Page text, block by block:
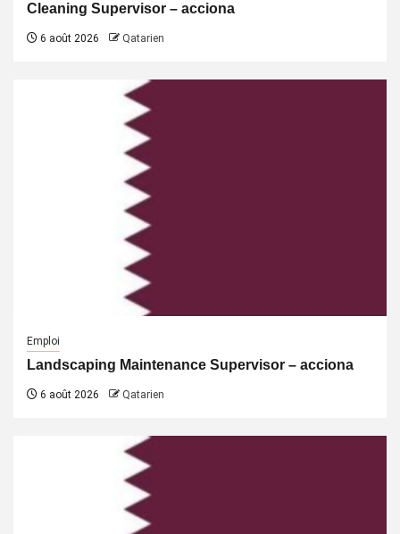
Cleaning Supervisor – acciona
6 août 2026 Qatarien
Emploi
Landscaping Maintenance Supervisor – acciona
6 août 2026 Qatarien